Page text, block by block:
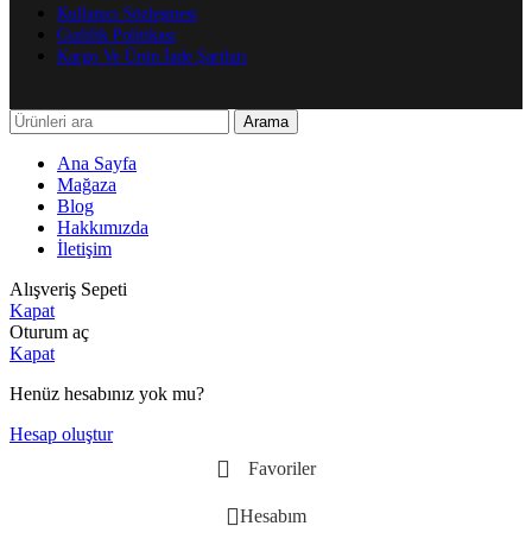
Kullanıcı Sözleşmesi
Gizlilik Politikası
Kargo Ve Ürün İade Şartları
Arama
Ana Sayfa
Mağaza
Blog
Hakkımızda
İletişim
Alışveriş Sepeti
Kapat
Oturum aç
Kapat
Henüz hesabınız yok mu?
Hesap oluştur
Favoriler
Hesabım